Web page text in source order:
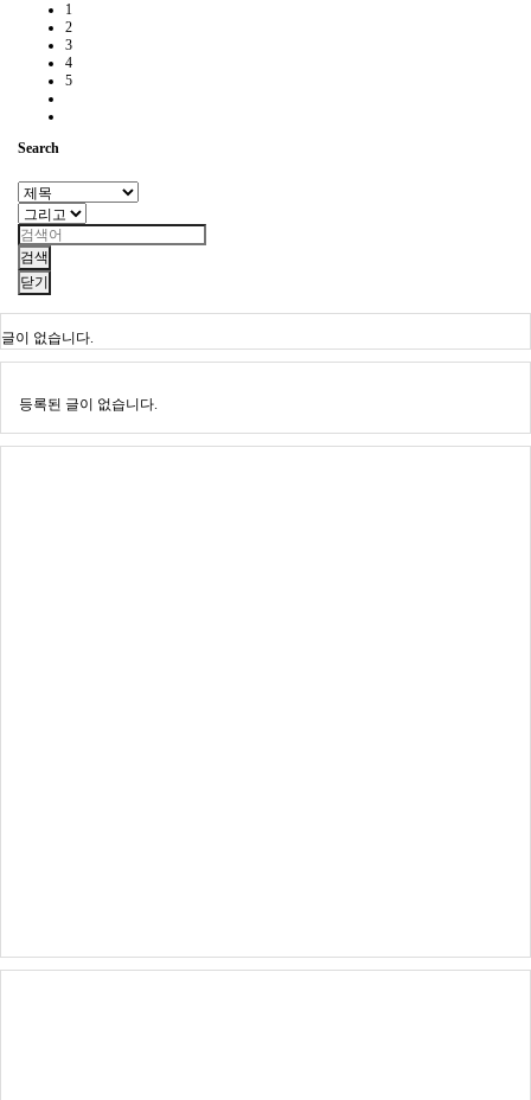
1
2
3
4
5
Search
검색
닫기
글이 없습니다.
등록된 글이 없습니다.